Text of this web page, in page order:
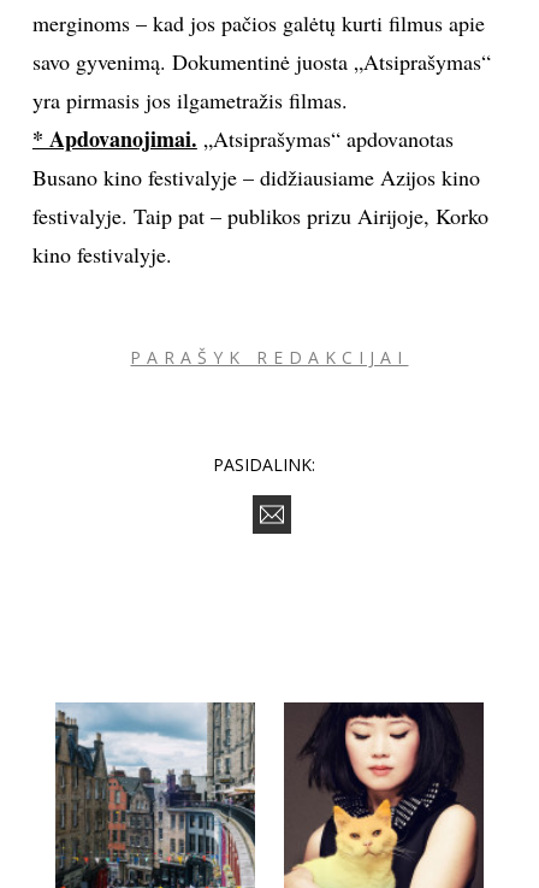
merginoms – kad jos pačios galėtų kurti filmus apie
savo gyvenimą. Dokumentinė juosta „Atsiprašymas“
yra pirmasis jos ilgametražis filmas.
* Apdovanojimai. „Atsiprašymas“ apdovanotas
Busano kino festivalyje – didžiausiame Azijos kino
festivalyje. Taip pat – publikos prizu Airijoje, Korko
kino festivalyje.
PARAŠYK REDAKCIJAI
PASIDALINK: